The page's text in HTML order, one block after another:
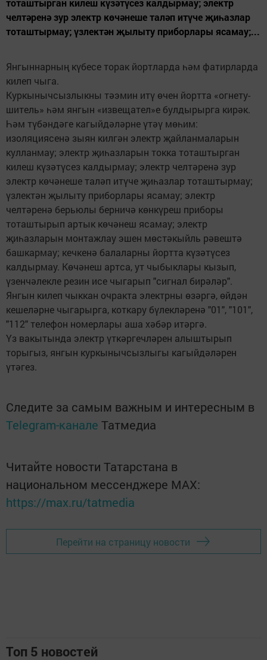
тоташтыр­ган килеш күзәтүсез калдырмау; электр
челтәренә зур электр көчәнеше таләп итүче җиһазлар
тоташтырмау; үзлектән җылыту приборлары ясамау;...
Янгыннарның күбесе торак йортларда һәм фатирларда
килеп чыга.
Куркынычсызлыкны тәэмин итү өчен йортта «огнету­
шитель» һәм янгын «извещател»е булды­рырга кирәк.
Һәм түбәндәге кагыйдә­ләрне үтәү мөһим:
изоляциясенә зыян килгән электр җайланмаларын
кулланмау; электр җиһазларын токка тоташтыр­ган
килеш күзәтүсез калдырмау; электр челтәренә зур
электр көчәнеше таләп итүче җиһазлар тоташтырмау;
үзлектән җылыту приборлары ясамау; электр
челтәренә берьюлы берничә көнкүреш приборы
тоташтырып артык көчәнеш ясамау; электр
җиһазларын монтажлау эшен мөстәкыйль рәвештә
башкармау; кечкенә балаларны йортта күзәтүсез
калдыр­мау. Көчәнеш артса, ут чыбык­лары кызып,
үзенчәлекле резин исе чыгарып "сигнал бирәләр".
Янгын килеп чыккан очракта электрны өзәргә, өйдән
кешеләрне чыгарырга, коткару бүлекләренә "01", "101",
"112" телефон номерлары аша хәбәр итәргә.
Үз вакытында электр үткәргечләрен алыштырып
торыгыз, янгын куркынычсызлыгы кагыйдәләрен
үтәгез.
Следите за самым важным и интересным в
Telegram-канале Татмедиа
Читайте новости Татарстана в
национальном мессенджере MАХ:
https://max.ru/tatmedia
Перейти на страницу новости
Топ 5 новостей